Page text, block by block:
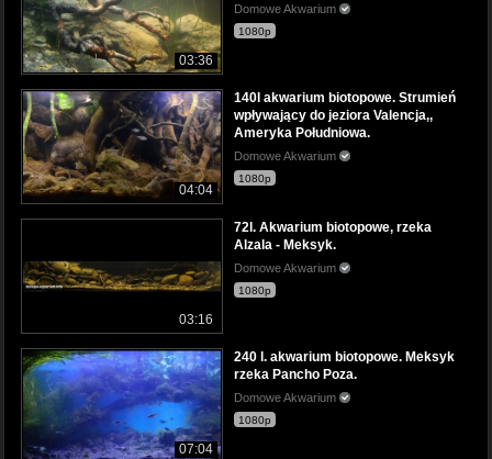
03:36
Domowe Akwarium
1080p
04:04
140l akwarium biotopowe. Strumień
wpływający do jeziora Valencja,,
Ameryka Południowa.
Domowe Akwarium
1080p
03:16
72l. Akwarium biotopowe, rzeka
Alzala - Meksyk.
Domowe Akwarium
1080p
07:04
240 l. akwarium biotopowe. Meksyk
rzeka Pancho Poza.
Domowe Akwarium
1080p